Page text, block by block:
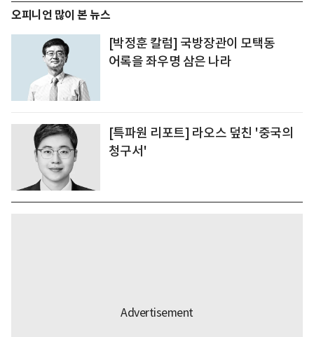
오피니언 많이 본 뉴스
[박정훈 칼럼] 국방장관이 모택동
어록을 좌우명 삼은 나라
[특파원 리포트] 라오스 덮친 '중국의
청구서'